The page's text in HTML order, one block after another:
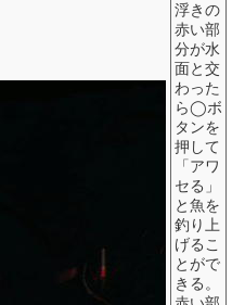
浮きの
赤い部
分が水
面と交
わった
ら◯ボ
タンを
押して
「アワ
セる」
と魚を
釣り上
げるこ
とがで
きる。